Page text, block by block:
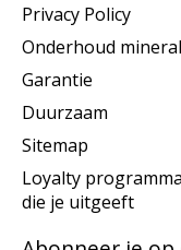
Privacy Policy
Onderhoud
Garantie
Duurzaam
Sitemap
Loyalty
die je uitgeeft